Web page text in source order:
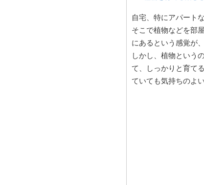
自宅、特にアパート
そこで植物などを部
にあるという感覚が
しかし、植物という
て、しっかりと育て
ていても気持ちのよ